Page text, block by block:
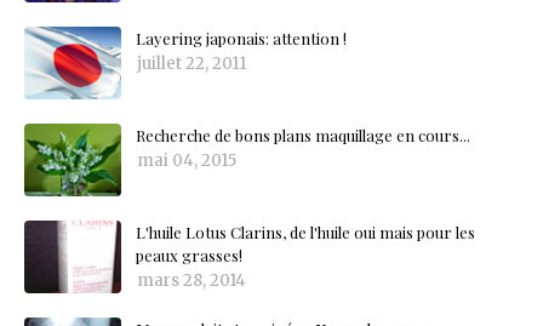
Layering japonais: attention !
juillet 22, 2011
Recherche de bons plans maquillage en cours...
mai 04, 2015
L'huile Lotus Clarins, de l'huile oui mais pour les
peaux grasses!
mars 28, 2014